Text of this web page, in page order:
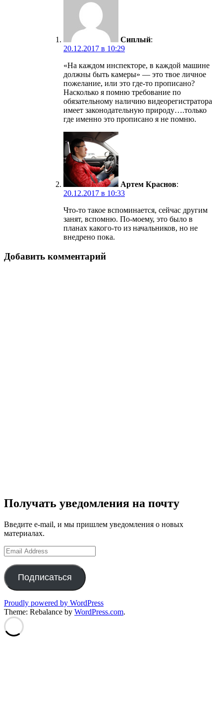
Сиплый:
20.12.2017 в 10:29
«На каждом инспекторе, в каждой машине
должны быть камеры» — это твое личное
пожелание, или это где-то прописано?
Насколько я помню требование по
обязательному наличию видеорегистратора
имеет законодательную природу….только
где именно это прописано я не помню.
Артем Краснов:
20.12.2017 в 10:33
Что-то такое вспоминается, сейчас другим
занят, вспомню. По-моему, это было в
планах какого-то из начальников, но не
внедрено пока.
Добавить комментарий
Получать уведомления на почту
Введите e-mail, и мы пришлем уведомления о новых
материалах.
Email
Address
Подписаться
Proudly powered by WordPress
Theme: Rebalance by WordPress.com.